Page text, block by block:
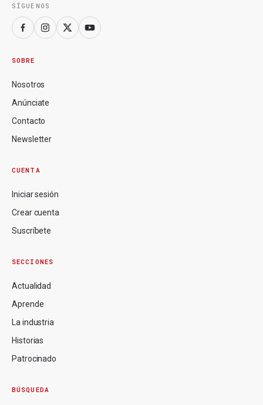
SÍGUENOS
SOBRE
Nosotros
Anúnciate
Contacto
Newsletter
CUENTA
Iniciar sesión
Crear cuenta
Suscríbete
SECCIONES
Actualidad
Aprende
La industria
Historias
Patrocinado
BÚSQUEDA